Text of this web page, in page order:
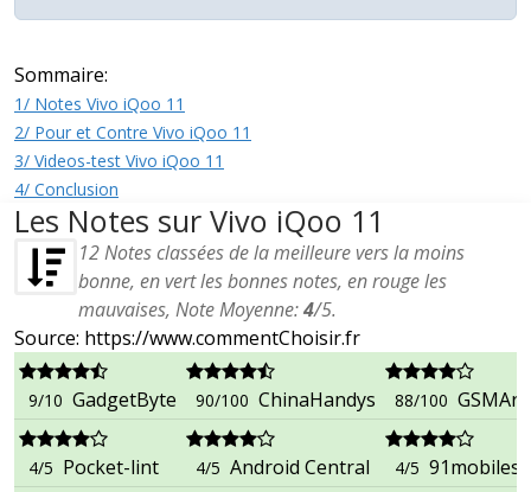
Sommaire:
1/ Notes Vivo iQoo 11
2/ Pour et Contre Vivo iQoo 11
3/ Videos-test Vivo iQoo 11
4/ Conclusion
Les Notes sur Vivo iQoo 11
12Notes classées de la meilleure vers la moins
bonne, en vert les bonnes notes, en rouge les
mauvaises, Note Moyenne:4/5.
Source: https://www.commentChoisir.fr
9/10 GadgetByte 90/100 ChinaHandys 88/100
4/5 Pocket-lint 4/5 Android Central 4/5